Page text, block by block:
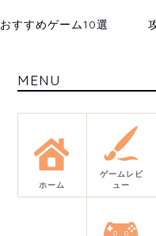
おすすめゲーム10選
MENU
ホーム
ゲームレビ
ュー